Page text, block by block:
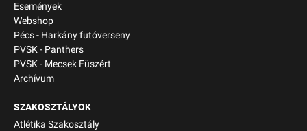
Események
Webshop
Pécs - Harkány futóverseny
PVSK - Panthers
PVSK - Mecsek Füszért
Archívum
SZAKOSZTÁLYOK
Atlétika Szakosztály